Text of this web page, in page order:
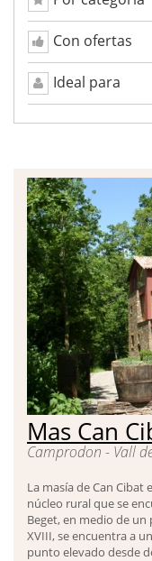
Con ofertas
Ideal para
Mas Can
Camprodon - Vall
La masía de Can
núcleo rural que se
Beget, en medio de un
XVIII, se encuentra a
punto elevado desde